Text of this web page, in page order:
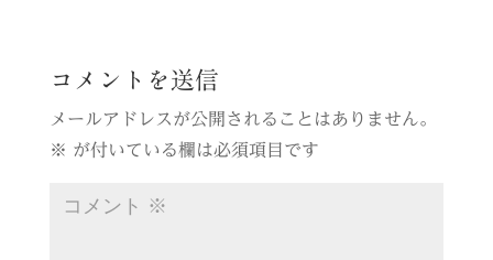
コメントを送信
メールアドレスが公開されることはありません。
※ が付いている欄は必須項目です